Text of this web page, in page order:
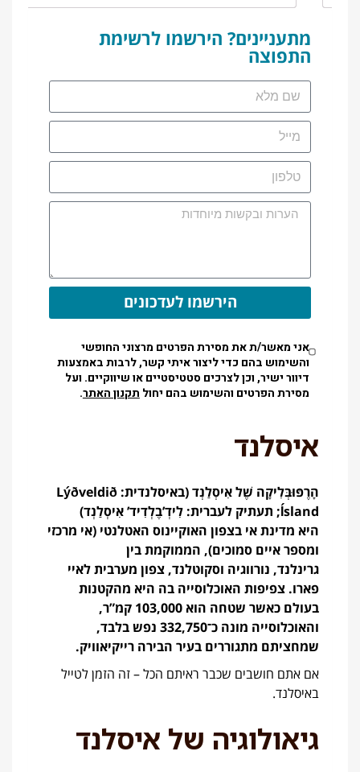
מתעניינים? הירשמו לרשימת
התפוצה
הירשמו לעדכונים
אני מאשר/ת את מסירת הפרטים מרצוני החופשי
והשימוש בהם כדי ליצור איתי קשר, לרבות באמצעות
דיוור ישיר, וכן לצרכים סטטיסטיים או שיווקיים. ועל
מסירת הפרטים והשימוש בהם יחול תקנון האתר.
איסלנד
הָרֶפּוּבְּלִיקָה שֶׁל אִיסְלַנְד (באיסלנדית: Lýðveldið
Ísland; תעתיק לעברית: לִידְ’בֶלְדִיד’ אִיסְלַנְד)
היא מדינת אי בצפון האוקיינוס האטלנטי (אי מרכזי
ומספר איים סמוכים), הממוקמת בין
גרינלנד, נורווגיה וסקוטלנד, צפון מערבית לאיי
פארו. צפיפות האוכלוסייה בה היא מהקטנות
בעולם כאשר שטחה הוא 103,000 קמ”ר,
והאוכלוסייה מונה כ־332,750 נפש בלבד,
שמחציתם מתגוררים בעיר הבירה רייקיאוויק.
אם אתם חושבים שכבר ראיתם הכל – זה הזמן לטייל
באיסלנד.
גיאולוגיה של איסלנד